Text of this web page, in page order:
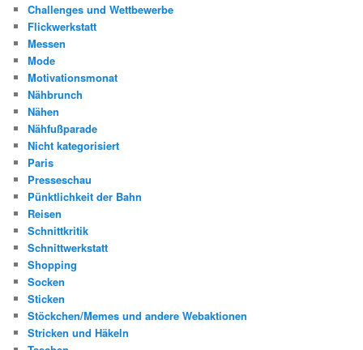
Challenges und Wettbewerbe
Flickwerkstatt
Messen
Mode
Motivationsmonat
Nähbrunch
Nähen
Nähfußparade
Nicht kategorisiert
Paris
Presseschau
Pünktlichkeit der Bahn
Reisen
Schnittkritik
Schnittwerkstatt
Shopping
Socken
Sticken
Stöckchen/Memes und andere Webaktionen
Stricken und Häkeln